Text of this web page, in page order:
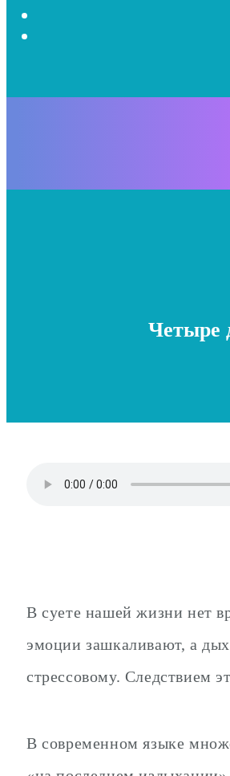
Четыре
В суете нашей жизни нет
эмоции зашкаливают, а
стрессовому. Следствием
В современном языке